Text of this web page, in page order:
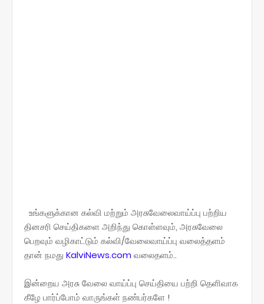
உங்களுக்கான கல்வி மற்றும் அரசுவேலைவாய்ப்பு பற்றிய
தினசரி செய்திகளை அறிந்து கொள்ளவும், அரசுவேலை
பெறவும் வழிகாட்டும் கல்வி/வேலைவாய்ப்பு வலைத்தளம்
தான் நமது KalviNews.comவலைதளம்..
இன்றைய அரசு வேலை வாய்ப்பு செய்தியை பற்றி தெளிவாக
கீழே பார்ப்போம் வாருங்கள் நண்பர்களே !